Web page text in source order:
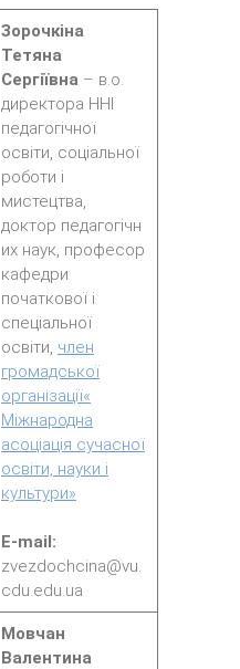
Зорочкіна
Тетяна
Сергіївна – в.о.
директора ННІ
педагогічної
освіти, соціальної
роботи і
мистецтва,
доктор педагогічн
их наук, професор
кафедри
початкової і
спеціальної
освіти, член
громадської
організації«
Міжнародна
асоціація сучасної
освіти, науки і
культури»
E-mail:
zvezdochcina@vu.
cdu.edu.ua
Мовчан
Валентина